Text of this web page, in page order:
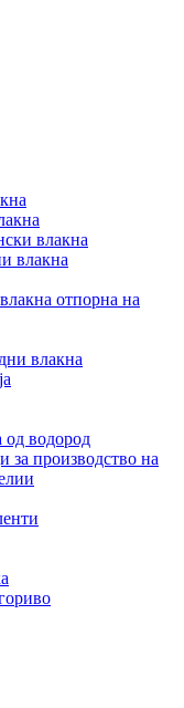
влакна
влакна
отпорна на
влакна
од водород
за производство на